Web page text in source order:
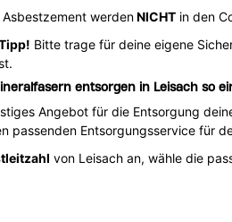
werdenNICHTin den
Bitte trage für deine eigene
entsorgen in Leisach so
Angebot für die Entsorgung
passenden Entsorgungsservice für
von Leisach an, wähle die